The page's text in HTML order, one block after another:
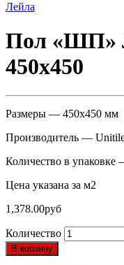
Лейла
Пол «ШП»
450х450
Размеры — 450х450 мм
Производитель —
Количество в упаковке
Цена указана за м2
1,378.00руб
Количество
В корзину